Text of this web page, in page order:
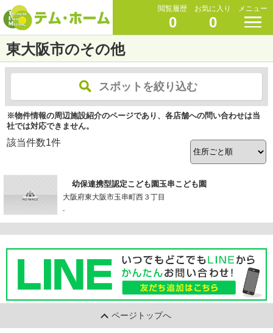
閲覧履歴
0
お気に入り
0
メニュー
東大阪市のその他
スポットを絞り込む
※物件情報の周辺施設紹介のページであり、各店舗への問い合わせは当
社では対応できません。
該当件数1件
幼保連携型認定こども園玉串こども園
大阪府東大阪市玉串町西３丁目
-
ページトップへ